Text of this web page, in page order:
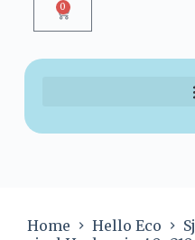
0
Home Hello Eco